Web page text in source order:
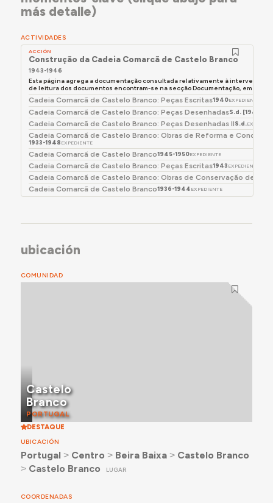
existia um vestíbulo, uma sala para a secretaria, o
habitação do carcereiro, localizada no piso
superior.
Atualmente, os serviços de atendimento ao público
do arquivo localizam-se na zona de entrada, tendo
o restante espaço sido adaptado para
acondicionamento de documentação e zonas
técnicas.
más detalle)
ACTIVIDADES
ACCIÓN
Construção da Cadeia Comarcã de Castelo Branco
1943-1946
Esta página agrega a documentação consultada relativamente à intervenção
de leitura dos documentos encontram-se na secção Documentação, em baixo.
Cadeia Comarcã de Castelo Branco: Peças Escritas1940EXPEDIENTE
Cadeia Comarcã de Castelo Branco: Peças DesenhadasS.d. [1940]
Cadeia Comarcã de Castelo Branco: Peças Desenhadas IIS.d.
Cadeia Comarcã de Castelo Branco: Obras de Reforma e
1933-1948 EXPEDIENTE
Cadeia Comarcã de Castelo Branco1945-1950EXPEDIENTE
Cadeia Comarcã de Castelo Branco: Peças Escritas1943 EXPEDIENTE
Cadeia Comarcã de Castelo Branco: Obras de Conservação de
Cadeia Comarcã de Castelo Branco1936-1944 EXPEDIENTE
ubicación
COMUNIDAD
Castelo
Branco
PORTUGAL
DESTAQUE
UBICACIÓN
Portugal ˃ Centro ˃ Beira Baixa˃ Castelo Branco
˃ Castelo Branco LUGAR
COORDENADAS